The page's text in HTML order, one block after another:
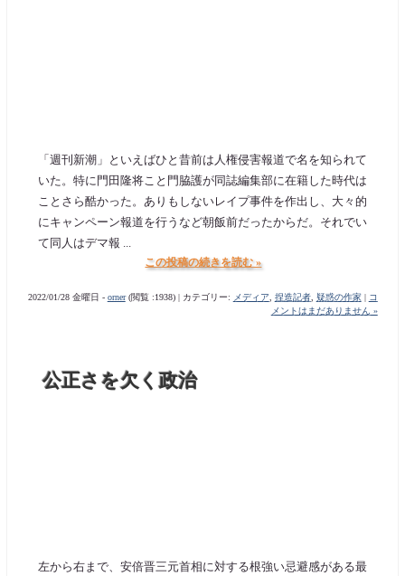
「週刊新潮」といえばひと昔前は人権侵害報道で名を知られて
いた。特に門田隆将こと門脇護が同誌編集部に在籍した時代は
ことさら酷かった。ありもしないレイプ事件を作出し、大々的
にキャンペーン報道を行うなど朝飯前だったからだ。それでい
て同人はデマ報 ...
この投稿の続きを読む »
2022/01/28 金曜日 - orner(閲覧 :1938) | カテゴリー: メディア, 捏造記者, 疑惑の作家|
コ
メントはまだありません »
公正さを欠く政治
左から右まで、安倍晋三元首相に対する根強い忌避感がある最